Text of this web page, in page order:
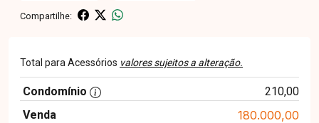
Compartilhe:
Total para Acessórios valores sujeitos a alteração.
Condomínio
210,00
Venda
180.000,00